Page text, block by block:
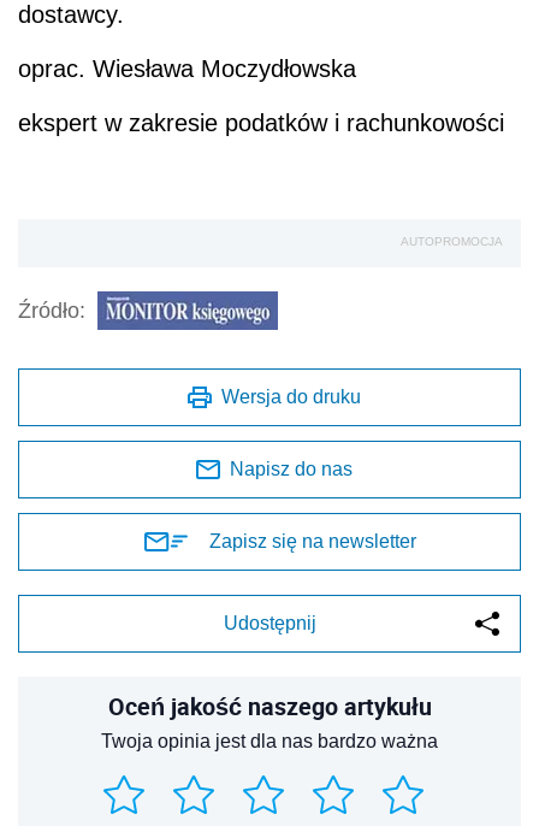
dostawcy.
oprac. Wiesława Moczydłowska
ekspert w zakresie podatków i rachunkowości
AUTOPROMOCJA
Źródło:
Wersja do druku
Napisz do nas
Zapisz się na newsletter
Udostępnij
Oceń jakość naszego artykułu
Twoja opinia jest dla nas bardzo ważna